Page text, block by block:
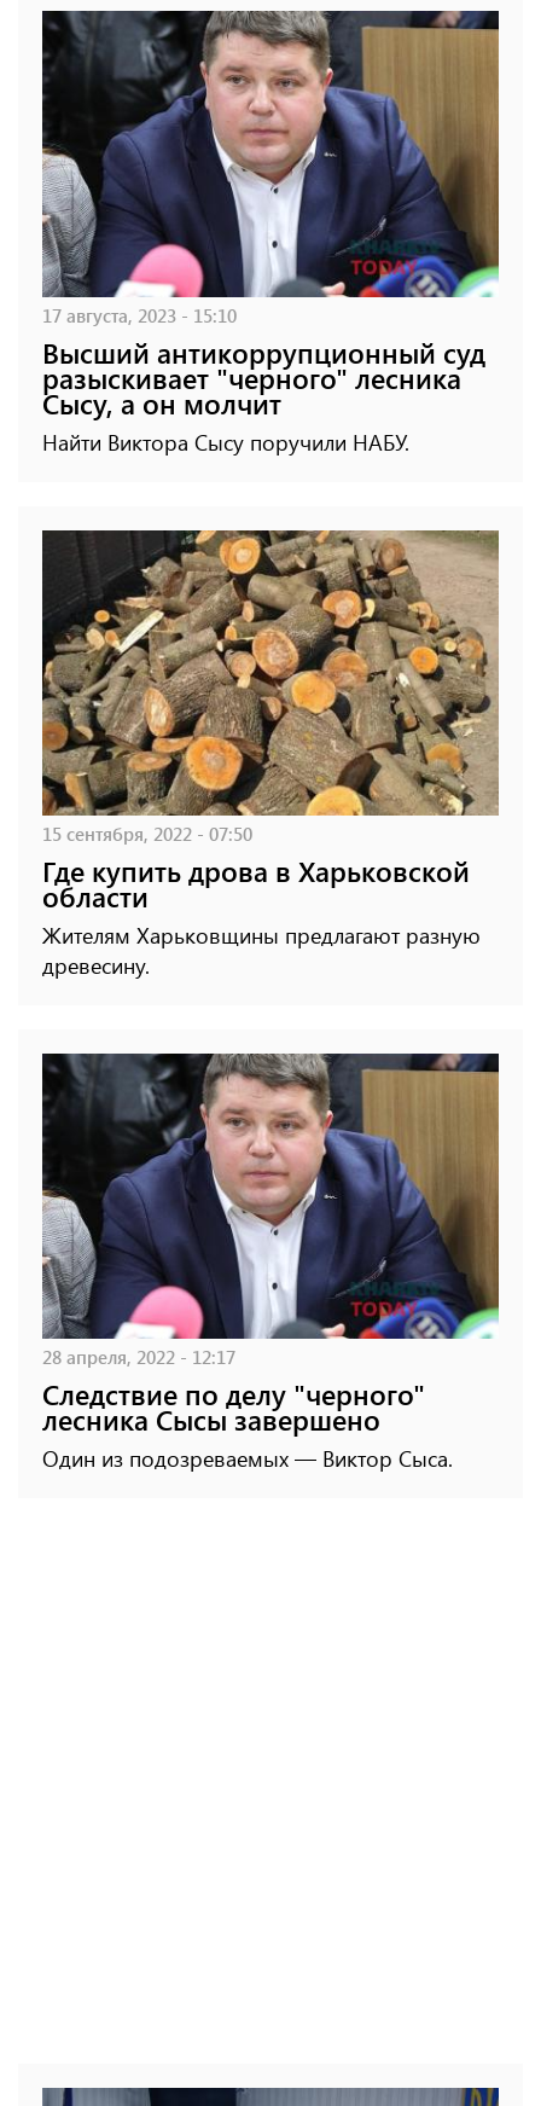
17 августа, 2023 - 15:10
Высший антикоррупционный суд
разыскивает "черного" лесника
Сысу, а он молчит
Найти Виктора Сысу поручили НАБУ.
15 сентября, 2022 - 07:50
Где купить дрова в Харьковской
области
Жителям Харьковщины предлагают разную
древесину.
28 апреля, 2022 - 12:17
Следствие по делу "черного"
лесника Сысы завершено
Один из подозреваемых — Виктор Сыса.